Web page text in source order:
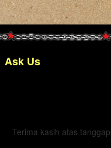
Ask Us
Terima kasih atas